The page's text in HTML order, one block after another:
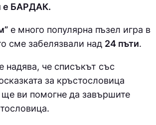
БAPДAК.
е много популярна пъзел игра в
сме забелязвали над 24 пъти.
надява, че списъкът със
за кръстословица
ви помогне да завършите